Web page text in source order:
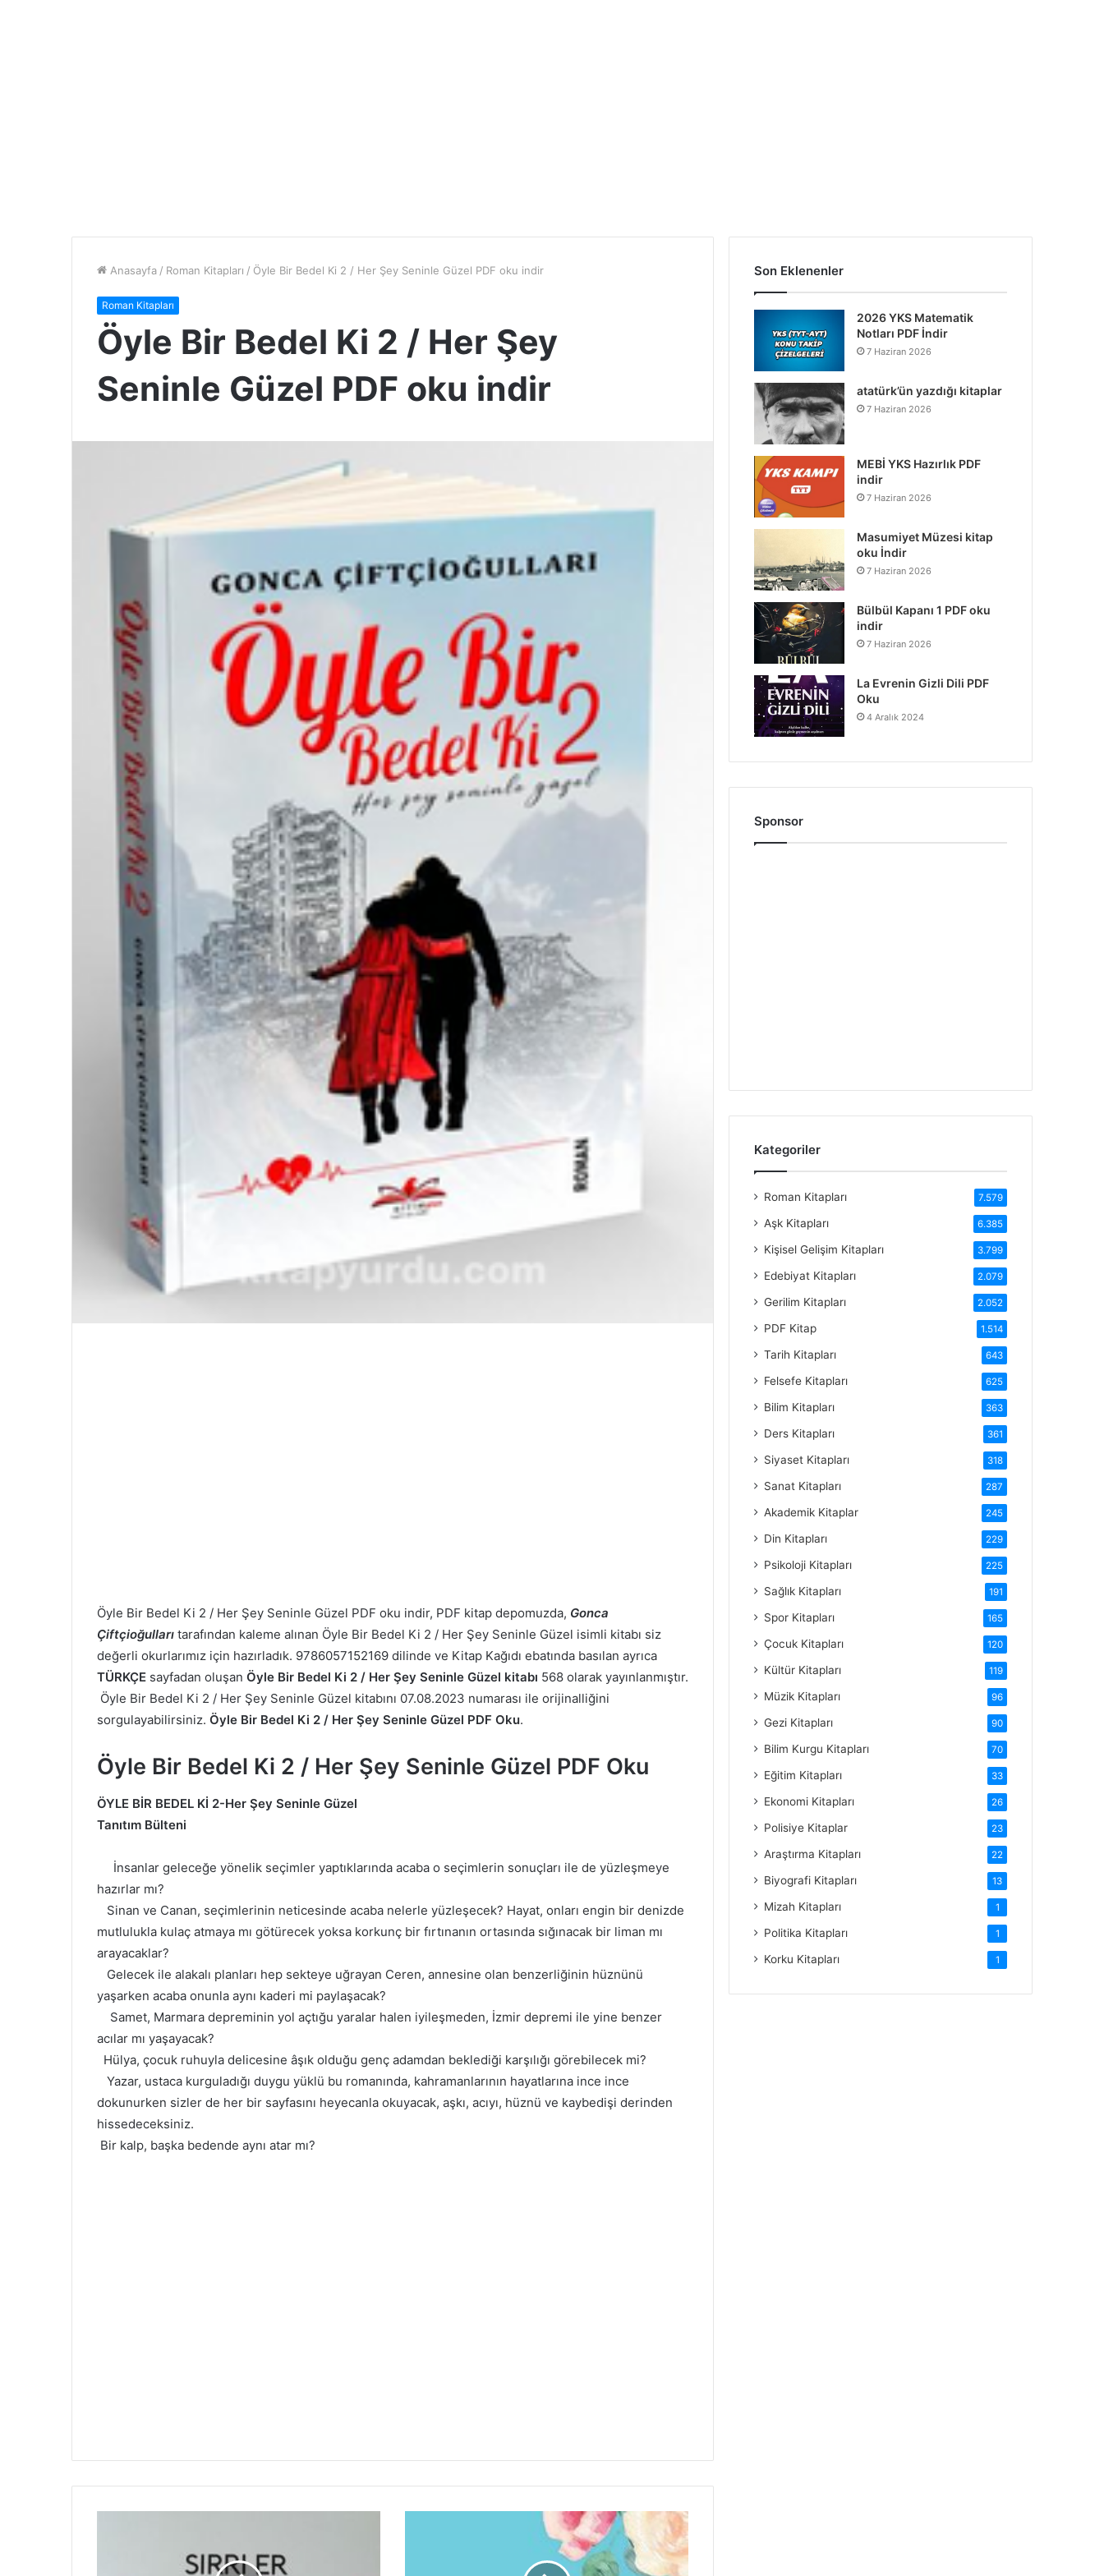
Anasayfa / Roman Kitapları / Öyle Bir Bedel Ki 2 / Her Şey Seninle Güzel PDF oku indir
Roman Kitapları
Öyle Bir Bedel Ki 2 / Her Şey
Seninle Güzel PDF oku indir
Öyle Bir Bedel Ki 2 / Her Şey Seninle Güzel PDF oku indir, PDF kitap depomuzda, Gonca
Çiftçioğulları tarafından kaleme alınan Öyle Bir Bedel Ki 2 / Her Şey Seninle Güzel isimli kitabı siz
değerli okurlarımız için hazırladık. 9786057152169 dilinde ve Kitap Kağıdı ebatında basılan ayrıca
TÜRKÇE sayfadan oluşan Öyle Bir Bedel Ki 2 / Her Şey Seninle Güzel kitabı 568 olarak yayınlanmıştır.
Öyle Bir Bedel Ki 2 / Her Şey Seninle Güzel kitabını 07.08.2023 numarası ile orijinalliğini
sorgulayabilirsiniz. Öyle Bir Bedel Ki 2 / Her Şey Seninle Güzel PDF Oku.
Öyle Bir Bedel Ki 2 / Her Şey Seninle Güzel PDF Oku
ÖYLE BİR BEDEL Kİ 2-Her Şey Seninle Güzel
Tanıtım Bülteni
İnsanlar geleceğe yönelik seçimler yaptıklarında acaba o seçimlerin sonuçları ile de yüzleşmeye
hazırlar mı?
Sinan ve Canan, seçimlerinin neticesinde acaba nelerle yüzleşecek? Hayat, onları engin bir denizde
mutlulukla kulaç atmaya mı götürecek yoksa korkunç bir fırtınanın ortasında sığınacak bir liman mı
arayacaklar?
Gelecek ile alakalı planları hep sekteye uğrayan Ceren, annesine olan benzerliğinin hüznünü
yaşarken acaba onunla aynı kaderi mi paylaşacak?
Samet, Marmara depreminin yol açtığu yaralar halen iyileşmeden, İzmir depremi ile yine benzer
acılar mı yaşayacak?
Hülya, çocuk ruhuyla delicesine âşık olduğu genç adamdan beklediği karşılığı görebilecek mi?
Yazar, ustaca kurguladığı duygu yüklü bu romanında, kahramanlarının hayatlarına ince ince
dokunurken sizler de her bir sayfasını heyecanla okuyacak, aşkı, acıyı, hüznü ve kaybedişi derinden
hissedeceksiniz.
Bir kalp, başka bedende aynı atar mı?
Son Eklenenler
2026 YKS Matematik
Notları PDF İndir
7 Haziran 2026
atatürk’ün yazdığı kitaplar
7 Haziran 2026
MEBİ YKS Hazırlık PDF
indir
7 Haziran 2026
Masumiyet Müzesi kitap
oku İndir
7 Haziran 2026
Bülbül Kapanı 1 PDF oku
indir
7 Haziran 2026
La Evrenin Gizli Dili PDF
Oku
4 Aralık 2024
Sponsor
Kategoriler
Roman Kitapları 7.579
Aşk Kitapları 6.385
Kişisel Gelişim Kitapları 3.799
Edebiyat Kitapları 2.079
Gerilim Kitapları 2.052
PDF Kitap 1.514
Tarih Kitapları 643
Felsefe Kitapları 625
Bilim Kitapları 363
Ders Kitapları 361
Siyaset Kitapları 318
Sanat Kitapları 287
Akademik Kitaplar 245
Din Kitapları 229
Psikoloji Kitapları 225
Sağlık Kitapları 191
Spor Kitapları 165
Çocuk Kitapları 120
Kültür Kitapları 119
Müzik Kitapları 96
Gezi Kitapları 90
Bilim Kurgu Kitapları 70
Eğitim Kitapları 33
Ekonomi Kitapları 26
Polisiye Kitaplar 23
Araştırma Kitapları 22
Biyografi Kitapları 13
Mizah Kitapları 1
Politika Kitapları 1
Korku Kitapları 1